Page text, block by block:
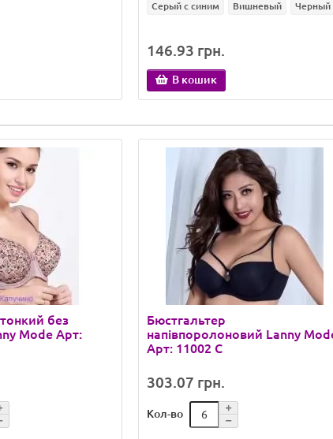
Серый с синим Вишневый Черный
146.93 грн.
В кошик
без
Mode Арт:
Бюстгальтер
напівпоролоновий Lanny
Арт: 11002 C
303.07 грн.
Кол-во